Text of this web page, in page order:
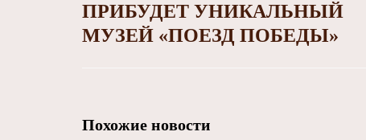
ПРИБУДЕТ УНИКАЛЬНЫЙ
МУЗЕЙ «ПОЕЗД ПОБЕДЫ»
Похожие новости